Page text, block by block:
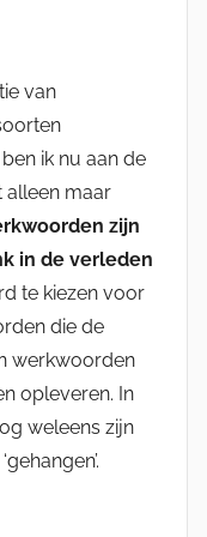
van
ik nu aan de
alleen maar
zijn
in de verleden
te kiezen voor
die de
werkwoorden
opleveren. In
weleens zijn